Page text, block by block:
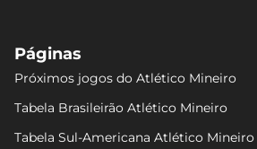
Páginas
Próximos jogos do Atlético Mineiro
Tabela Brasileirão Atlético Mineiro
Tabela Sul-Americana Atlético Mineiro